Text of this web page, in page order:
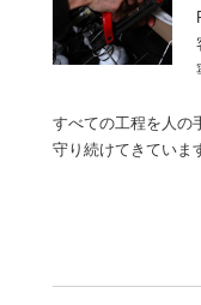
すべての工程を人の
守り続けてきてい